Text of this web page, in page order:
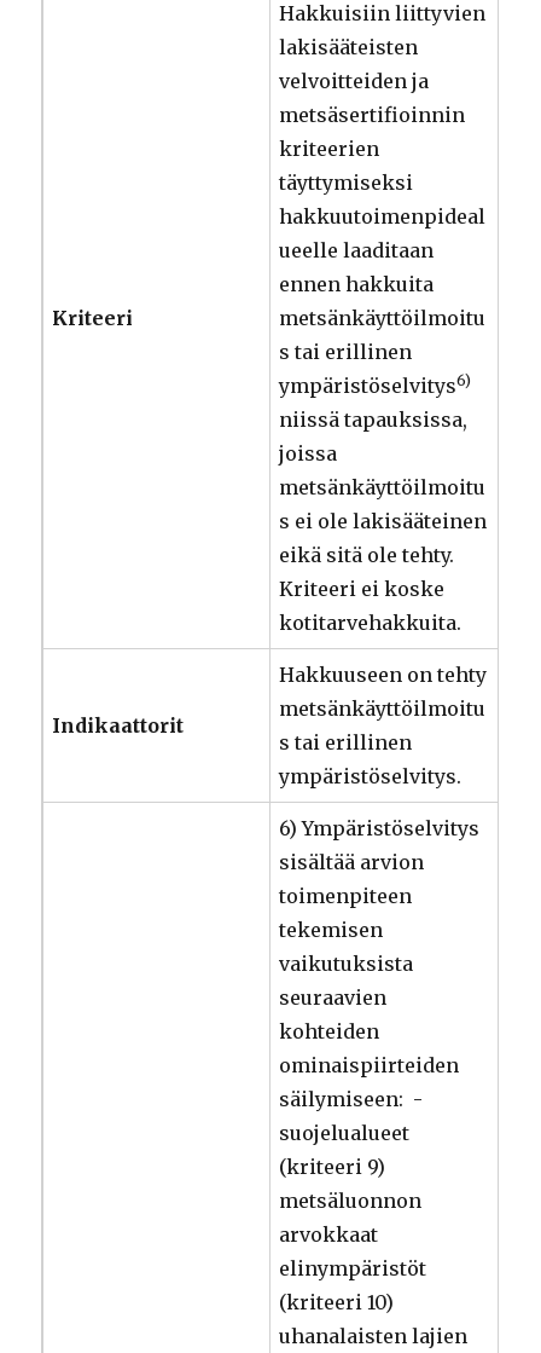
Kriteeri
Hakkuisiin liittyvien
lakisääteisten
velvoitteiden ja
metsäsertifioinnin
kriteerien
täyttymiseksi
hakkuutoimenpideal
ueelle laaditaan
ennen hakkuita
metsänkäyttöilmoitu
s tai erillinen
ympäristöselvitys6)
niissä tapauksissa,
joissa
metsänkäyttöilmoitu
s ei ole lakisääteinen
eikä sitä ole tehty.
Kriteeri ei koske
kotitarvehakkuita.
Indikaattorit
Hakkuuseen on tehty
metsänkäyttöilmoitu
s tai erillinen
ympäristöselvitys.
6) Ympäristöselvitys
sisältää arvion
toimenpiteen
tekemisen
vaikutuksista
seuraavien
kohteiden
ominaispiirteiden
säilymiseen: -
suojelualueet
(kriteeri 9)
metsäluonnon
arvokkaat
elinympäristöt
(kriteeri 10)
uhanalaisten lajien